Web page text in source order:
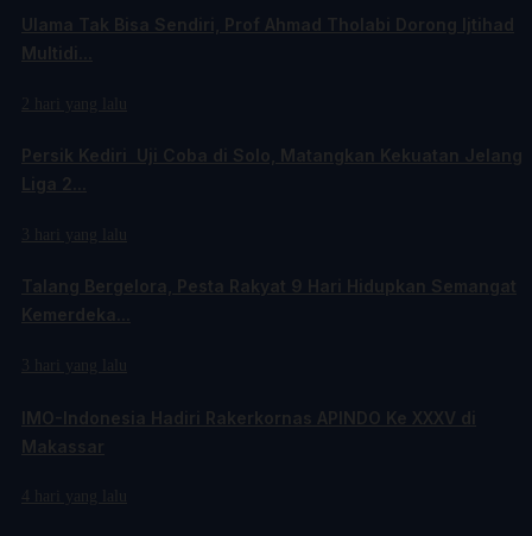
Ulama Tak Bisa Sendiri, Prof Ahmad Tholabi Dorong Ijtihad
Multidi...
2 hari yang lalu
Persik Kediri Uji Coba di Solo, Matangkan Kekuatan Jelang
Liga 2...
3 hari yang lalu
Talang Bergelora, Pesta Rakyat 9 Hari Hidupkan Semangat
Kemerdeka...
3 hari yang lalu
IMO-Indonesia Hadiri Rakerkornas APINDO Ke XXXV di
Makassar
4 hari yang lalu